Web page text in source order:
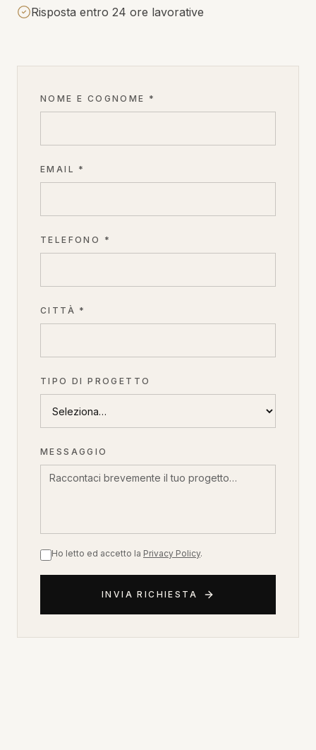
Risposta entro 24 ore lavorative
NOME E COGNOME *
EMAIL *
TELEFONO *
CITTÀ *
TIPO DI PROGETTO
MESSAGGIO
Ho letto ed accetto la Privacy Policy.
INVIA RICHIESTA